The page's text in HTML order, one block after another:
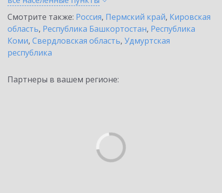
Смотрите также: Россия, Пермский край, Кировская
область, Республика Башкортостан, Республика
Коми, Свердловская область, Удмуртская
республика
Партнеры в вашем регионе: